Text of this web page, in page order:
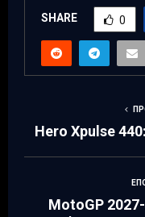
SHARE 0
Hero Xpulse
MotoGP